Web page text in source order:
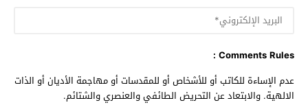
Comments Rules :
عدم الإساءة للكاتب أو للأشخاص أو للمقدسات أو مهاجمة الأديان أو الذات
الالهية. والابتعاد عن التحريض الطائفي والعنصري والشتائم.